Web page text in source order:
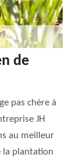
de
pas chère à
JH
au meilleur
la plantation